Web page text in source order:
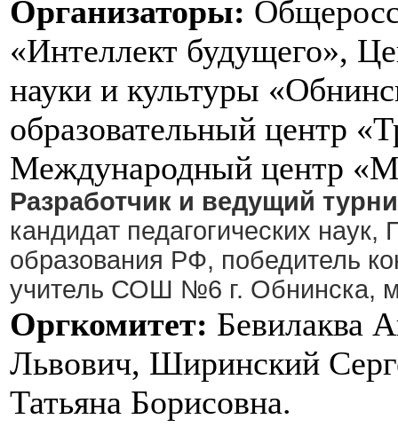
Организаторы:
«Интеллект будущего»,
науки и культуры
образовательный центр
Международный центр
Разработчик и ведущий
кандидат педагогических
образования РФ, победитель
учитель СОШ №6 г. Обнинска,
Оргкомитет: Бевилаква
Львович, Ширинский
Татьяна Борисовна.